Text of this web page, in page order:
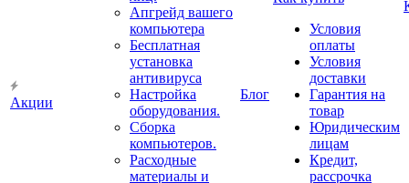
Акции
Апгрейд вашего
компьютера
Бесплатная
установка
антивируса
Настройка
оборудования.
Сборка
компьютеров.
Расходные
материалы и
Блог
Условия
оплаты
Условия
доставки
Гарантия на
товар
Юридическим
лицам
Кредит,
рассрочка